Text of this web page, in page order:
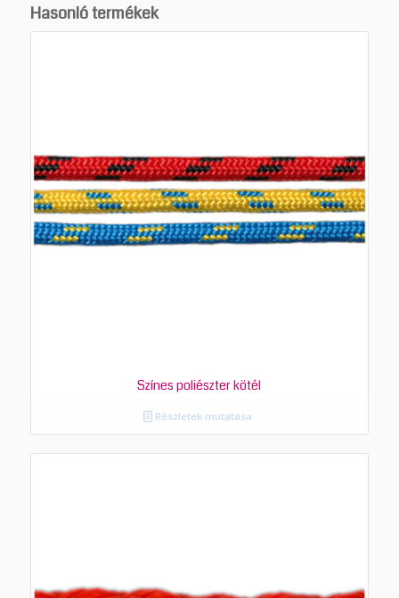
Hasonló termékek
Színes poliészter kötél
Részletek mutatása